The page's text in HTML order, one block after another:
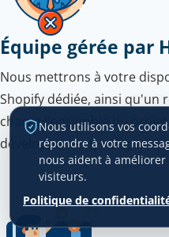
Équipe gérée par
Nous mettrons à votre
Shopify dédiée, ainsi qu'un
charge l'ensemble du projet
développement, intégration
Nous utilisons vos
répondre à votre
nous aident à
visiteurs.
Politique de